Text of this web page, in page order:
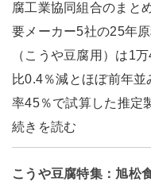
腐工業協同組合のまと
要メーカー5社の25年
（こうや豆腐用）は1
比0.4％減とほぼ前年並
率45％で試算した推定
続きを読む
こうや豆腐特集：旭